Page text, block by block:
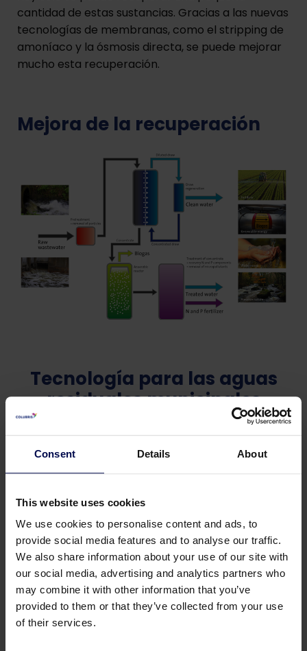
Consent Details About
This website uses cookies
We use cookies to personalise content and ads, to
provide social media features and to analyse our traffic.
We also share information about your use of our site with
our social media, advertising and analytics partners who
may combine it with other information that you’ve
provided to them or that they’ve collected from your use
of their services.
cantidad de estas sustancias. Gracias a las nuevas
tecnologías de membranas, como el stripping de
amoníaco y la ósmosis directa, se puede mejorar
mucho esta recuperación.
Mejora de la recuperación
Tecnología para las aguas
residuales municipales